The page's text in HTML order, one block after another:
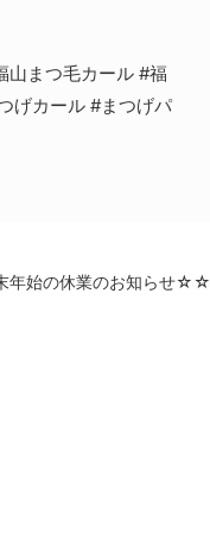
山まつ毛カール #福
げカール #まつげパ
始の休業のお知らせ☆☆